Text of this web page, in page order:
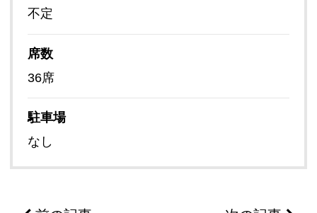
不定
席数
36席
駐車場
なし